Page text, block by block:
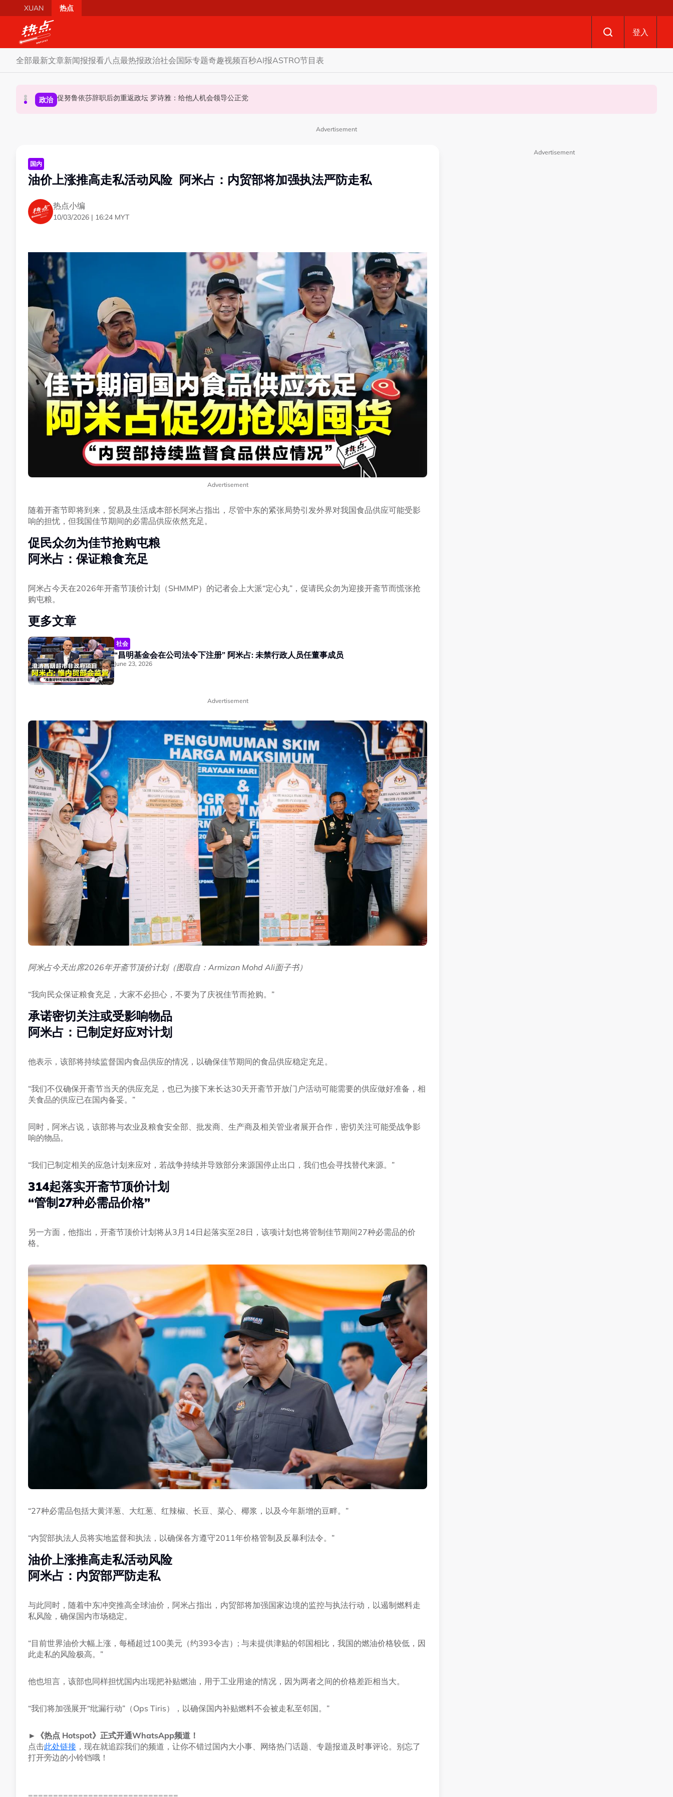
Skip to main content
XUAN 热点
登入
全部最新文章新闻报报看八点最热报政治社会国际专题奇趣视频百秒AI报ASTRO节目表
政治 炮轰哈迪不了解章程 阿兹敏：国盟无“自动退盟”规定
政治 促努鲁依莎辞职后勿重返政坛 罗诗雅：给他人机会领导公正党
国际 泰校园枪击案酿8师生亡 枪手疑遭长期遭霸凌成导火索
Advertisement
国内
油价上涨推高走私活动风险 阿米占：内贸部将加强执法严防走私
热点小编
10/03/2026 | 16:24 MYT
Advertisement
随着开斋节即将到来，贸易及生活成本部长阿米占指出，尽管中东的紧张局势引发外界对我国食品供应可能受影
响的担忧，但我国佳节期间的必需品供应依然充足。
促民众勿为佳节抢购屯粮
阿米占：保证粮食充足
阿米占今天在2026年开斋节顶价计划（SHMMP）的记者会上大派“定心丸”，促请民众勿为迎接开斋节而慌张抢
购屯粮。
更多文章
社会
“昌明基金会在公司法令下注册” 阿米占: 未禁行政人员任董事成员
June 23, 2026
Advertisement
阿米占今天出席2026年开斋节顶价计划（图取自：Armizan Mohd Ali面子书）
“我向民众保证粮食充足，大家不必担心，不要为了庆祝佳节而抢购。”
承诺密切关注或受影响物品
阿米占：已制定好应对计划
他表示，该部将持续监督国内食品供应的情况，以确保佳节期间的食品供应稳定充足。
“我们不仅确保开斋节当天的供应充足，也已为接下来长达30天开斋节开放门户活动可能需要的供应做好准备，相
关食品的供应已在国内备妥。”
同时，阿米占说，该部将与农业及粮食安全部、批发商、生产商及相关管业者展开合作，密切关注可能受战争影
响的物品。
“我们已制定相关的应急计划来应对，若战争持续并导致部分来源国停止出口，我们也会寻找替代来源。”
314起落实开斋节顶价计划
“管制27种必需品价格”
另一方面，他指出，开斋节顶价计划将从3月14日起落实至28日，该项计划也将管制佳节期间27种必需品的价
格。
“27种必需品包括大黄洋葱、大红葱、红辣椒、长豆、菜心、椰浆，以及今年新增的豆畔。”
“内贸部执法人员将实地监督和执法，以确保各方遵守2011年价格管制及反暴利法令。”
油价上涨推高走私活动风险
阿米占：内贸部严防走私
与此同时，随着中东冲突推高全球油价，阿米占指出，内贸部将加强国家边境的监控与执法行动，以遏制燃料走
私风险，确保国内市场稳定。
“目前世界油价大幅上涨，每桶超过100美元（约393令吉）; 与未提供津贴的邻国相比，我国的燃油价格较低，因
此走私的风险极高。”
他也坦言，该部也同样担忧国内出现把补贴燃油，用于工业用途的情况，因为两者之间的价格差距相当大。
“我们将加强展开“纰漏行动”（Ops Tiris），以确保国内补贴燃料不会被走私至邻国。”
►《热点 Hotspot》正式开通WhatsApp频道！
点击此处链接 ，现在就追踪我们的频道，让你不错过国内大小事、网络热门话题、专题报道及时事评论。别忘了
打开旁边的小铃铛哦！
Advertisement